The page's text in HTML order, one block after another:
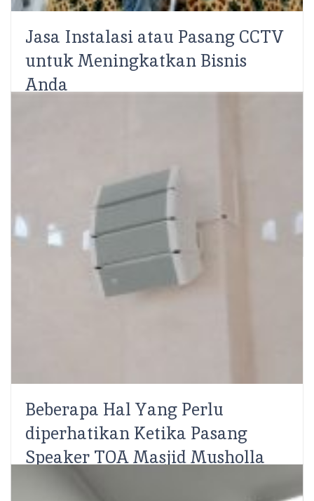
Jasa Instalasi atau Pasang CCTV
untuk Meningkatkan Bisnis
Anda
meningkat. Peralatan keamanan ini sudah menjadi hal
penting untuk meningkatkan...
Read More
Beberapa Hal Yang Perlu
diperhatikan Ketika Pasang
Speaker TOA Masjid Musholla